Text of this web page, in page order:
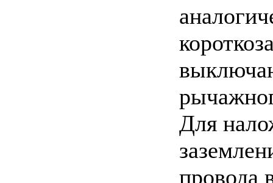
Для
провода